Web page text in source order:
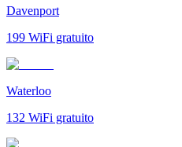
Davenport
199 WiFi gratuito
Waterloo
132 WiFi gratuito